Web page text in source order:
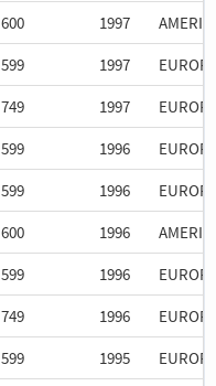
600 1997
599 1997
749 1997
599 1996
599 1996
600 1996
599 1996
749 1996
599 1995